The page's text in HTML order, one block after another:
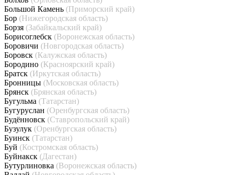
Большой Камень (Приморский край)
Бор (Нижегородская область)
Борзя (Забайкальский край)
Борисоглебск (Воронежская область)
Боровичи (Новгородская область)
Боровск (Калужская область)
Бородино (Красноярский край)
Братск (Иркутская область)
Бронницы (Московская область)
Брянск (Брянская область)
Бугульма (Татарстан)
Бугуруслан (Оренбургская область)
Будённовск (Ставропольский край)
Бузулук (Оренбургская область)
Буинск (Татарстан)
Буй (Костромская область)
Буйнакск (Дагестан)
Бутурлиновка (Воронежская область)